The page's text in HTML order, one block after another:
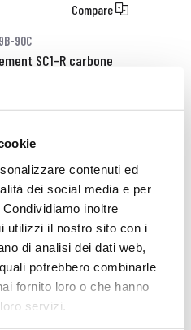
contenuti ed
dei social media e per
inoltre
utilizzi il nostro sito con i
di analisi dei dati web,
potrebbero combinarle
fornito loro o che hanno
servizi.
Compare
90C
SC1-R carbone
Compare
90T
SC1-R titane